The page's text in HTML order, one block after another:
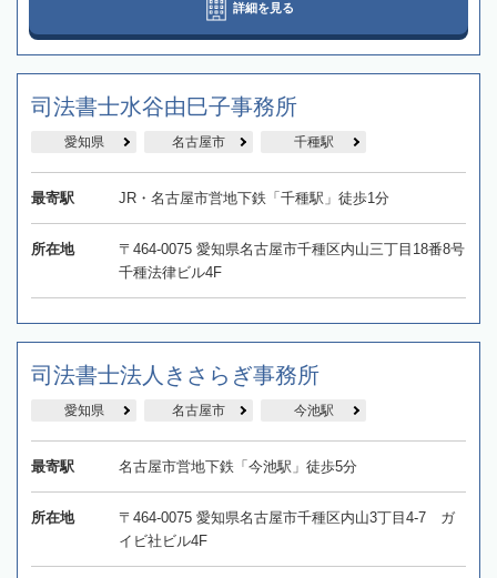
詳細を見る
司法書士水谷由巳子事務所
愛知県 名古屋市 千種駅
最寄駅 JR・名古屋市営地下鉄「千種駅」徒歩1分
所在地
〒464-0075 愛知県名古屋市千種区内山三丁目18番8号
千種法律ビル4F
司法書士法人きさらぎ事務所
愛知県 名古屋市 今池駅
最寄駅 名古屋市営地下鉄「今池駅」徒歩5分
所在地
〒464-0075 愛知県名古屋市千種区内山3丁目4-7 ガ
イビ社ビル4F